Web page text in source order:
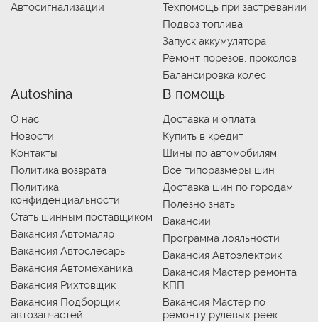
Автосигнализации
Техпомощь при застревании
Подвоз топлива
Запуск аккумулятора
Ремонт порезов, проколов
Балансировка колес
Autoshina
О нас
Новости
Контакты
Политика возврата
Политика
конфиденциальности
Стать шинным поставщиком
Вакансия Автомаляр
Вакансия Автослесарь
Вакансия Автомеханика
Вакансия Рихтовщик
Вакансия Подборщик
автозапчастей
В помощь
Доставка и оплата
Купить в кредит
Шины по автомобилям
Все типоразмеры шин
Доставка шин по городам
Полезно знать
Вакансии
Программа лояльности
Вакансия Автоэлектрик
Вакансия Мастер ремонта
КПП
Вакансия Мастер по
ремонту рулевых реек